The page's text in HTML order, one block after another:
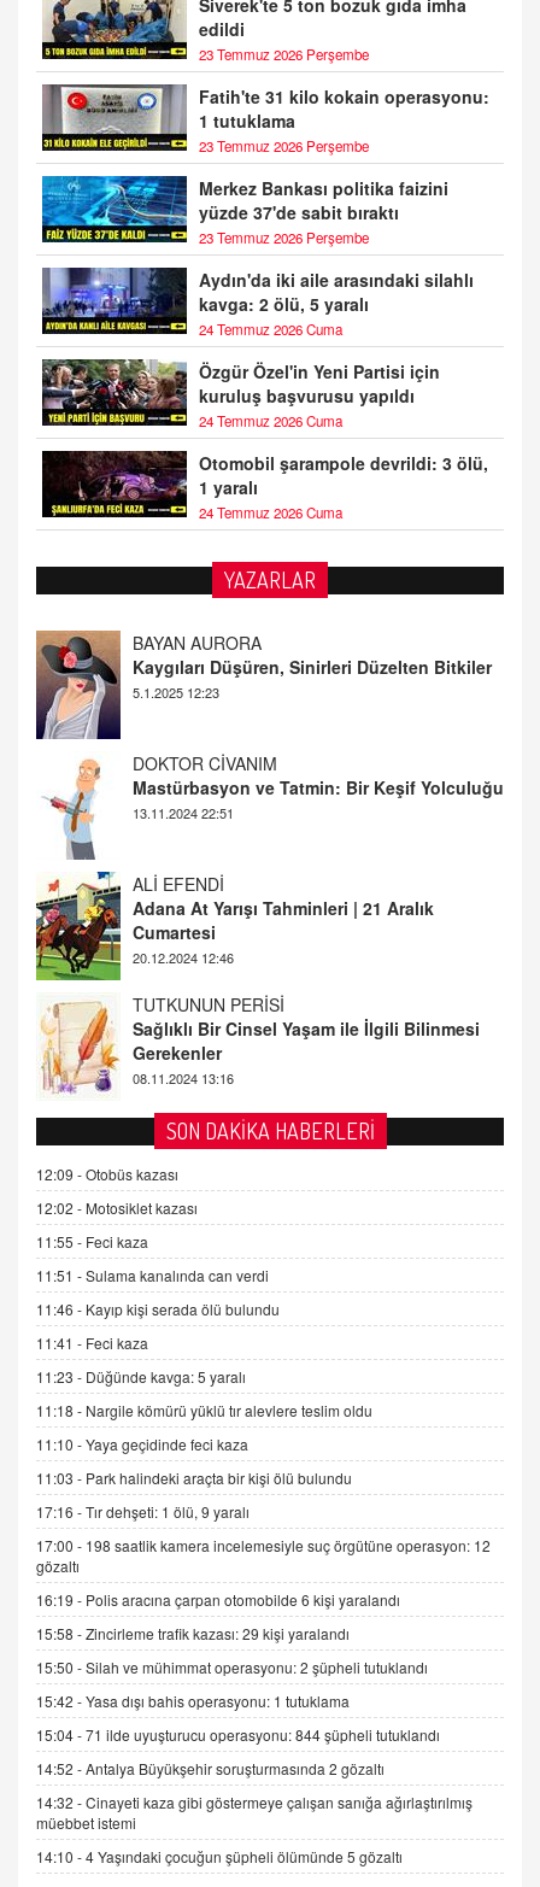
Siverek'te 5 ton bozuk gıda imha
edildi
23 Temmuz 2026 Perşembe
Fatih'te 31 kilo kokain operasyonu:
1 tutuklama
23 Temmuz 2026 Perşembe
Merkez Bankası politika faizini
yüzde 37'de sabit bıraktı
23 Temmuz 2026 Perşembe
Aydın'da iki aile arasındaki silahlı
kavga: 2 ölü, 5 yaralı
24 Temmuz 2026 Cuma
Özgür Özel'in Yeni Partisi için
kuruluş başvurusu yapıldı
24 Temmuz 2026 Cuma
Otomobil şarampole devrildi: 3 ölü,
1 yaralı
24 Temmuz 2026 Cuma
YAZARLAR
DOKTOR CİVANIM
Mastürbasyon ve Tatmin: Bir Keşif Yolculuğu
13.11.2024 22:51
ALİ EFENDİ
Adana At Yarışı Tahminleri | 21 Aralık
Cumartesi
TUTKUNUN PERİSİ
Sağlıklı Bir Cinsel Yaşam ile İlgili Bilinmesi
Gerekenler
08.11.2024 13:16
FARUK ÖNALAN
Tezkere Onaylanmasaydı…
2 Kasım 2021 Salı 00:11
AV. DOĞAN CAN DOĞAN
Kişisel verilerin korunması ve dijital hukukun
gelişimi
15.09.2025 16:17
SEHER EREK
Kış Ayları Geldi, Hangi Önlemler Alınmalı?
9.12.2025 10:11
İNCİ GÜL AKÖL
Trump Keşke Adana'yı da Ziyaret Etse...
06.07.2026 13:00
ADEM AKÖL
Esed Destekçilerinin Yüzüne Vurulan Şamar:
Sednaya
DR. EKREM ASLAN
Gerçek Ne, Algı Ne? "Beraber Yürüyoruz"
Cümlesinin Peşinden
19.07.2025 12:45
GÖNÜL MENEKŞE
Şifacının Yolu
04.11.2025 12:56
AV. RÜMEYSA ÖZKALE
Kira Uyuşmazlıklarında Dava Açmadan Önce
SON DAKİKA HABERLERİ
12:09 -Otobüs kazası
12:02 - Motosiklet kazası
11:55 - Feci kaza
11:51 -Sulama kanalında can verdi
11:46 - Kayıp kişi serada ölü bulundu
11:41 - Feci kaza
11:23 - Düğünde kavga: 5 yaralı
11:18 - Nargile kömürü yüklü tır alevlere teslim oldu
11:10 -Yaya geçidinde feci kaza
11:03 - Park halindeki araçta bir kişi ölü bulundu
17:16 -Tır dehşeti: 1 ölü, 9 yaralı
17:00 - 198 saatlik kamera incelemesiyle suç örgütüne operasyon: 12
gözaltı
16:19 - Polis aracına çarpan otomobilde 6 kişi yaralandı
15:58 -Zincirleme trafik kazası: 29 kişi yaralandı
15:50 -Silah ve mühimmat operasyonu: 2 şüpheli tutuklandı
15:42 -Yasa dışı bahis operasyonu: 1 tutuklama
15:04 -71 ilde uyuşturucu operasyonu: 844 şüpheli tutuklandı
14:52 -Antalya Büyükşehir soruşturmasında 2 gözaltı
14:32 -Cinayeti kaza gibi göstermeye çalışan sanığa ağırlaştırılmış
müebbet istemi
14:10 -4 Yaşındaki çocuğun şüpheli ölümünde 5 gözaltı